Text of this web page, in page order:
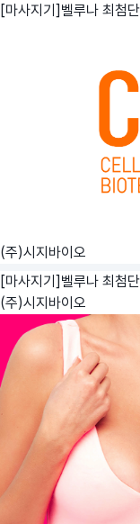
[마사지기]벨루나 최첨
(주)시지바이오
[마사지기]벨루나 최첨
(주)시지바이오